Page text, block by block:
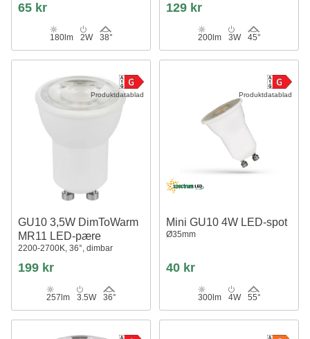
65 kr
180lm 2W 38°
129 kr
200lm 3W 45°
Produktdatablad
GU10 3,5W DimToWarm
MR11 LED-pære
2200-2700K, 36°, dimbar
199 kr
257lm 3.5W 36°
Produktdatablad
Mini GU10 4W LED-spot
Ø35mm
40 kr
300lm 4W 55°